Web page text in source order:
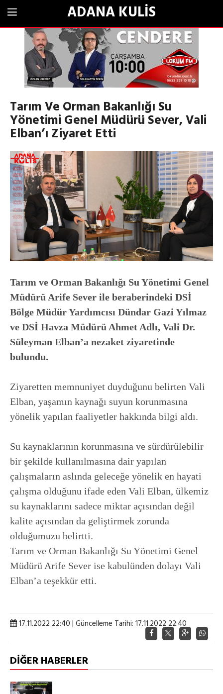
ADANA KULİS
Tarım Ve Orman Bakanlığı Su
Yönetimi Genel Müdürü Sever, Vali
Elban’ı Ziyaret Etti
Tarım ve Orman Bakanlığı Su Yönetimi Genel
Müdürü Arife Sever ile beraberindeki DSİ
Bölge Müdür Yardımcısı Dündar Gazi Yılmaz
ve DSİ Havza Müdürü Ahmet Adlı, Vali Dr.
Süleyman Elban’a nezaket ziyaretinde
bulundu.
Ziyaretten memnuniyet duyduğunu belirten Vali
Elban, yaşamın kaynağı suyun korunmasına
yönelik yapılan faaliyetler hakkında bilgi aldı.
Su kaynaklarının korunmasına ve sürdürülebilir
bir şekilde kullanılmasına dair yapılan
çalışmaların aslında geleceğe yönelik en hayati
çalışma olduğunu ifade eden Vali Elban, ülkemiz
su kaynaklarını sadece miktar açısından değil
kalite açısından da geliştirmek zorunda
olduğumuzu belirtti.
Tarım ve Orman Bakanlığı Su Yönetimi Genel
Müdürü Arife Sever ise kabulünden dolayı Vali
Elban’a teşekkür etti.
17.11.2022 22:40 | Güncelleme Tarihi: 17.11.2022 22:40
DİĞER HABERLER